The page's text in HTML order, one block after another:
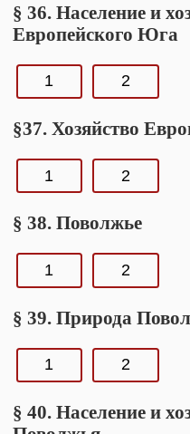
§ 36. Население и
Европейского Юга
1 2
§37. Хозяйство
1 2
§ 38. Поволжье
1 2
§ 39. Природа
1 2
§ 40. Население и